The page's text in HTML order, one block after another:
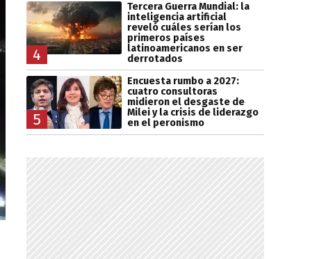
4
Tercera Guerra Mundial: la
inteligencia artificial
reveló cuáles serían los
primeros países
latinoamericanos en ser
derrotados
5
Encuesta rumbo a 2027:
cuatro consultoras
midieron el desgaste de
Milei y la crisis de liderazgo
en el peronismo